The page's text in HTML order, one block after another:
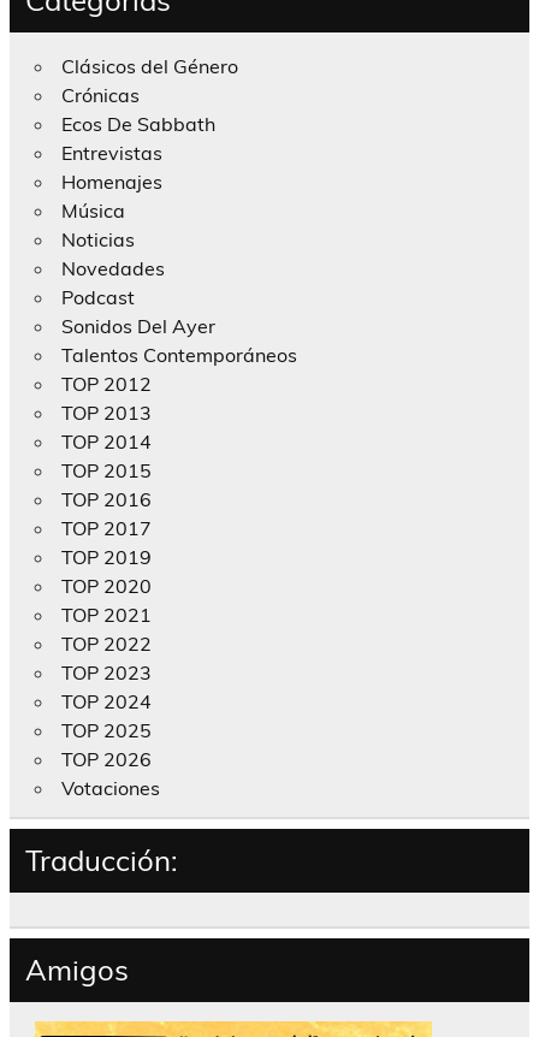
Clásicos del Género
Crónicas
Ecos De Sabbath
Entrevistas
Homenajes
Música
Noticias
Novedades
Podcast
Sonidos Del Ayer
Talentos Contemporáneos
TOP 2012
TOP 2013
TOP 2014
TOP 2015
TOP 2016
TOP 2017
TOP 2019
TOP 2020
TOP 2021
TOP 2022
TOP 2023
TOP 2024
TOP 2025
TOP 2026
Votaciones
Traducción:
Amigos